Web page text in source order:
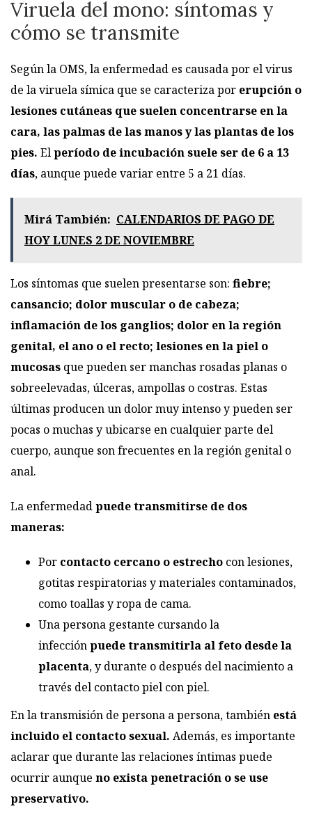
Viruela del mono: síntomas y
cómo se transmite
Según la OMS, la enfermedad es causada por el virus
de la viruela símica que se caracteriza por erupción o
lesiones cutáneas que suelen concentrarse en la
cara, las palmas de las manos y las plantas de los
pies. Elperíodo de incubación suele ser de 6 a 13
días, aunque puede variar entre 5 a 21 días.
Mirá También: CALENDARIOS DE PAGO DE
HOY LUNES 2 DE NOVIEMBRE
Los síntomas que suelen presentarse son: fiebre;
cansancio; dolor muscular o de cabeza;
inflamación de los ganglios; dolor en la región
genital, el ano o el recto; lesiones en la piel o
mucosas que pueden ser manchas rosadas planas o
sobreelevadas, úlceras, ampollas o costras. Estas
últimas producen un dolor muy intenso y pueden ser
pocas o muchas y ubicarse en cualquier parte del
cuerpo, aunque son frecuentes en la región genital o
anal.
La enfermedadpuede transmitirse de dos
maneras:
Por contacto cercano o estrecho con lesiones,
gotitas respiratorias y materiales contaminados,
como toallas y ropa de cama.
Una persona gestante cursando la
infecciónpuede transmitirla al feto desde la
placenta, y durante o después del nacimiento a
través del contacto piel con piel.
En la transmisión de persona a persona, también está
incluido el contacto sexual. Además, es importante
aclarar que durante las relaciones íntimas puede
ocurrir aunque no exista penetración o se use
preservativo.